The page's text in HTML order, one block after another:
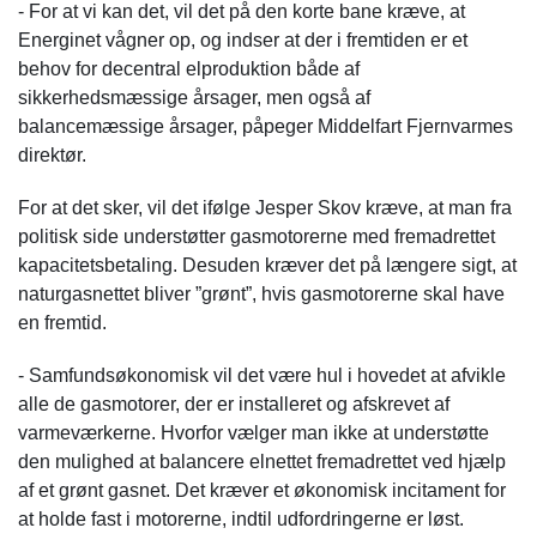
- For at vi kan det, vil det på den korte bane kræve, at
Energinet vågner op, og indser at der i fremtiden er et
behov for decentral elproduktion både af
sikkerhedsmæssige årsager, men også af
balancemæssige årsager, påpeger Middelfart Fjernvarmes
direktør.
For at det sker, vil det ifølge Jesper Skov kræve, at man fra
politisk side understøtter gasmotorerne med fremadrettet
kapacitetsbetaling. Desuden kræver det på længere sigt, at
naturgasnettet bliver ”grønt”, hvis gasmotorerne skal have
en fremtid.
- Samfundsøkonomisk vil det være hul i hovedet at afvikle
alle de gasmotorer, der er installeret og afskrevet af
varmeværkerne. Hvorfor vælger man ikke at understøtte
den mulighed at balancere elnettet fremadrettet ved hjælp
af et grønt gasnet. Det kræver et økonomisk incitament for
at holde fast i motorerne, indtil udfordringerne er løst.